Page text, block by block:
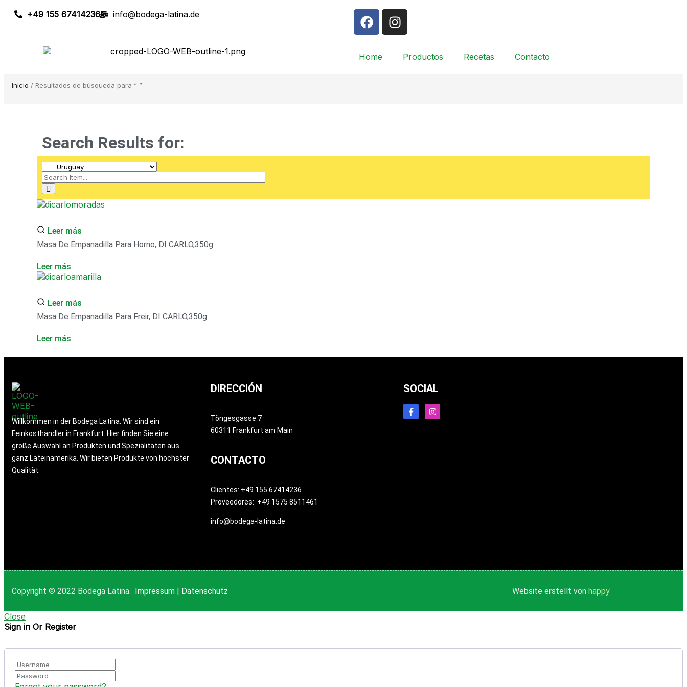
+49 155 67414236 info@bodega-latina.de
Home Productos Recetas Contacto
Inicio / Resultados de búsqueda para “ ”
Search Results for:
Leer más
Masa De Empanadilla Para Horno, DI CARLO,350g
Leer más
Leer más
Masa De Empanadilla Para Freir, DI CARLO,350g
Leer más
Willkommen in der Bodega Latina. Wir sind ein
Feinkosthändler in Frankfurt. Hier finden Sie eine
große Auswahl an Produkten und Spezialitäten aus
ganz Lateinamerika. Wir bieten Produkte von höchster
Qualität.
DIRECCIÓN
Töngesgasse 7
60311 Frankfurt am Main
CONTACTO
Clientes: +49 155 67414236
Proveedores: +49 1575 8511461
info@bodega-latina.de
SOCIAL
Copyright © 2022 Bodega Latina. Impressum | Datenschutz Website erstellt von happy
Close
Sign in Or Register